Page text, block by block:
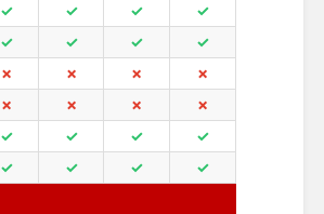
✓ ✓ ✓
✓
✓ ✓ ✓
✓
✗ ✗ ✗
✗
✗ ✗ ✗
✗
✓ ✓ ✓
✓
✓ ✓ ✓
✓